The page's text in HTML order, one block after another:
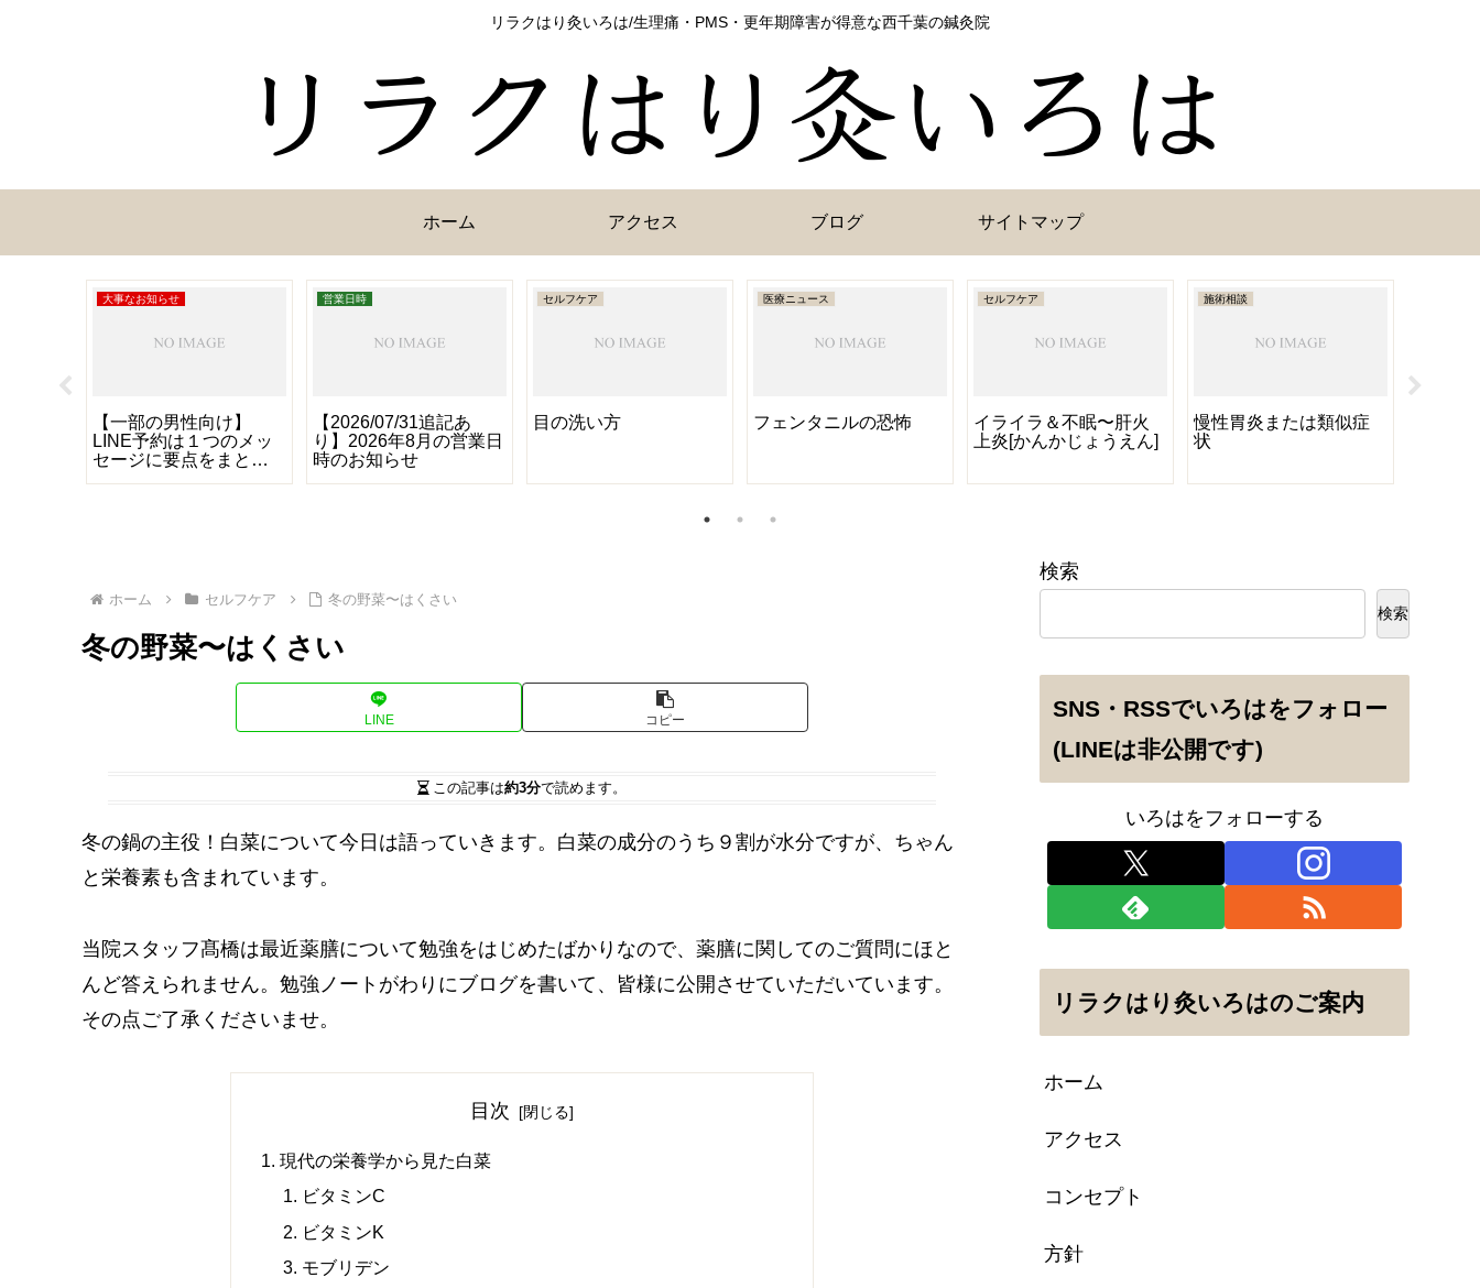
リラクはり灸いろは/生理痛・PMS・更年期障害が得意な西千葉の鍼灸院
ホーム アクセス ブログ サイトマップ
大事なお知らせ
【一部の男性向け】
LINE予約は１つのメッ
セージに要点をまとめ
営業日時
【2026/07/31追記あ
り】2026年8月の営業日
時のお知らせ
セルフケア
目の洗い方
医療ニュース
フェンタニルの恐怖
セルフケア
イライラ＆不眠〜肝火
上炎[かんかじょうえん]
施術相談
慢性胃炎または類似症
状
ホーム セルフケア 冬の野菜〜はくさい
冬の野菜〜はくさい
LINE コピー
この記事は約3分で読めます。
冬の鍋の主役！白菜について今日は語っていきます。白菜の成分のうち９割が水分ですが、ちゃん
と栄養素も含まれています。
当院スタッフ髙橋は最近薬膳について勉強をはじめたばかりなので、薬膳に関してのご質問にほと
んど答えられません。勉強ノートがわりにブログを書いて、皆様に公開させていただいています。
その点ご了承くださいませ。
目次
現代の栄養学から見た白菜
ビタミンC
ビタミンK
モブリデン
検索
検索
SNS・RSSでいろはをフォロー
(LINEは非公開です)
いろはをフォローする
リラクはり灸いろはのご案内
ホーム
アクセス
コンセプト
方針